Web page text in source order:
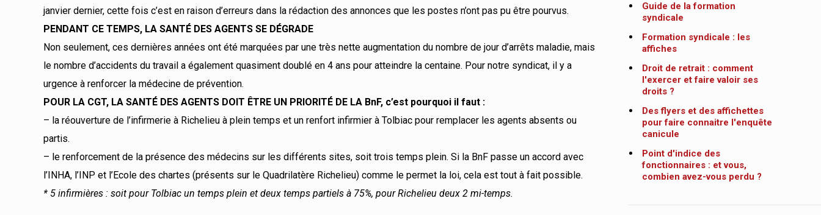
janvier dernier, cette fois c’est en raison d’erreurs dans la rédaction des annonces que les postes n’ont pas pu être pourvus.
PENDANT CE TEMPS, LA SANTÉ DES AGENTS SE DÉGRADE
Non seulement, ces dernières années ont été marquées par une très nette augmentation du nombre de jour d’arrêts maladie, mais
le nombre d’accidents du travail a également quasiment doublé en 4 ans pour atteindre la centaine. Pour notre syndicat, il y a
urgence à renforcer la médecine de prévention.
POUR LA CGT, LA SANTÉ DES AGENTS DOIT ÊTRE UN PRIORITÉ DE LA BnF, c’est pourquoi il faut :
– la réouverture de l’infirmerie à Richelieu à plein temps et un renfort infirmier à Tolbiac pour remplacer les agents absents ou
partis.
– le renforcement de la présence des médecins sur les différents sites, soit trois temps plein. Si la BnF passe un accord avec
l’INHA, l’INP et l’Ecole des chartes (présents sur le Quadrilatère Richelieu) comme le permet la loi, cela est tout à fait possible.
* 5 infirmières : soit pour Tolbiac un temps plein et deux temps partiels à 75%, pour Richelieu deux 2 mi-temps.
Guide de la formation
syndicale
Formation syndicale : les
affiches
Droit de retrait : comment
l'exercer et faire valoir ses
droits ?
Des flyers et des affichettes
pour faire connaitre l'enquête
canicule
Point d'indice des
fonctionnaires : et vous,
combien avez-vous perdu ?